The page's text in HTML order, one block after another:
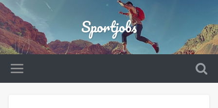
Sportjobs